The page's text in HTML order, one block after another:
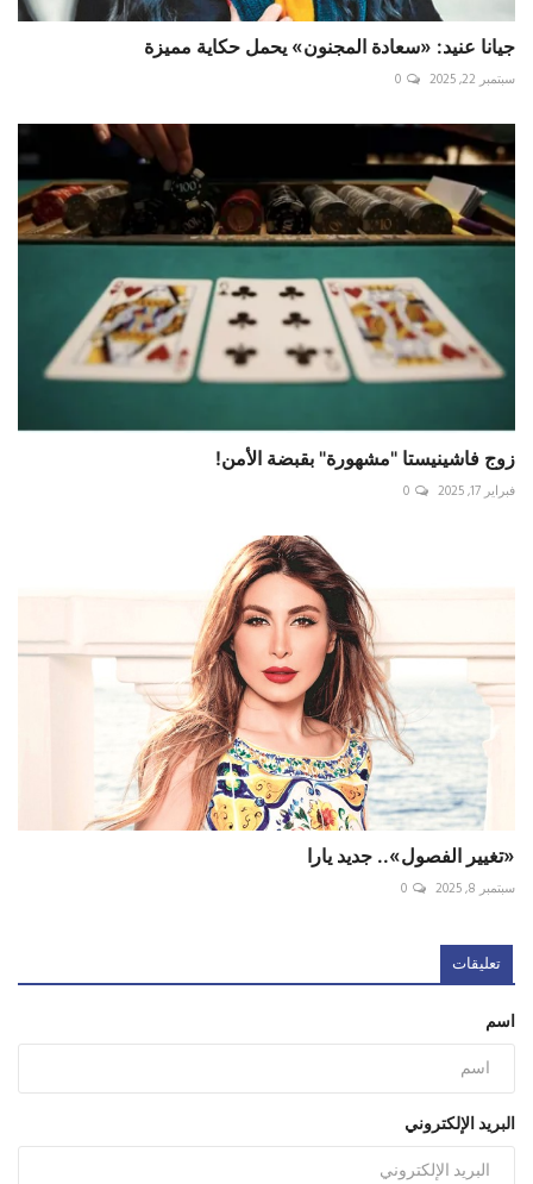
جيانا عنيد: «سعادة المجنون» يحمل حكاية مميزة
سبتمبر 22, 2025 0
زوج فاشينيستا "مشهورة" بقبضة الأمن!
فبراير 17, 2025 0
«تغيير الفصول».. جديد يارا
سبتمبر 8, 2025 0
تعليقات
اسم
البريد الإلكتروني